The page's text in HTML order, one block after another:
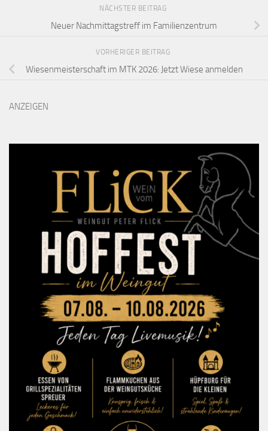
NÄCHSTER BEITRAG
Neuer Nachmittagstreff im Familienzentrum
VORHERIGER BEITRAG
Wiesenmeisterschaft im MTK 2026: Jetzt Wiese anmelden
ANZEIGEN